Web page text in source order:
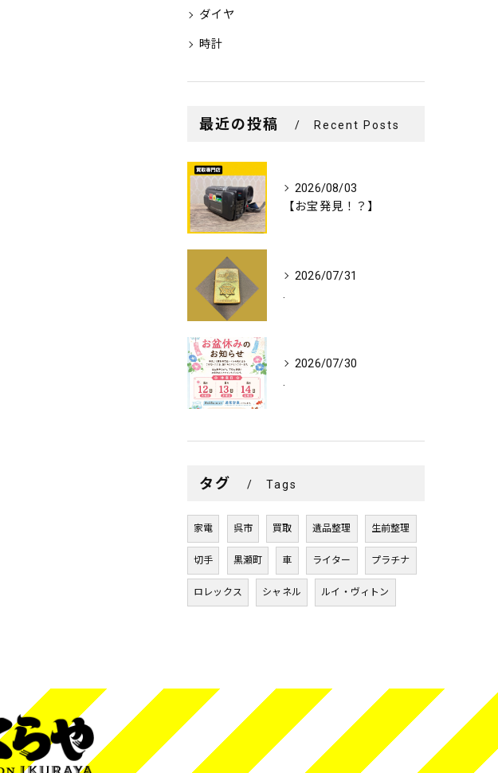
ダイヤ
時計
最近の投稿 Recent Posts
2026/08/03
【お宝発見！？】
2026/07/31
.
2026/07/30
.
タグ Tags
家電 呉市 買取 遺品整理 生前整理
切手 黒瀬町 車 ライター プラチナ
ロレックス シャネル ルイ・ヴィトン